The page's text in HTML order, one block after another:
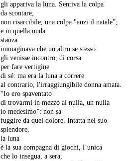
gli appariva la luna. Sentiva la colpa
da scontare,
non risarcibile, una colpa "anzi il natale”,
e in quella nuda
stanza
immaginava che un altro se stesso
gli venisse incontro, di corsa
per fare vertigine
di sé: ma era la luna a correre
al contrario, l'irraggiungibile donna amata.
“Io ero spaventato
di trovarmi in mezzo al nulla, un nulla
io medesimo”: non sa
fuggire da quel dolore. Intatta nel suo
splendore,
la luna
è la sua compagna di giochi, l’unica
che lo insegua, a sera,